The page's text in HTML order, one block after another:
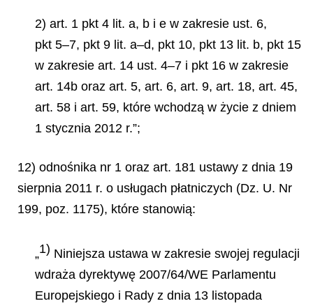
2) art. 1 pkt 4 lit. a, b i e w zakresie ust. 6,
pkt 5–7, pkt 9 lit. a–d, pkt 10, pkt 13 lit. b, pkt 15
w zakresie art. 14 ust. 4–7 i pkt 16 w zakresie
art. 14b oraz art. 5, art. 6, art. 9, art. 18, art. 45,
art. 58 i art. 59, które wchodzą w życie z dniem
1 stycznia 2012 r.”;
12) odnośnika nr 1 oraz art. 181 ustawy z dnia 19
sierpnia 2011 r. o usługach płatniczych (Dz. U. Nr
199, poz. 1175), które stanowią:
„1) Niniejsza ustawa w zakresie swojej regulacji
wdraża dyrektywę 2007/64/WE Parlamentu
Europejskiego i Rady z dnia 13 listopada